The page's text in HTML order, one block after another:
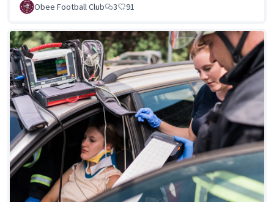
Obee Football Club
3 91